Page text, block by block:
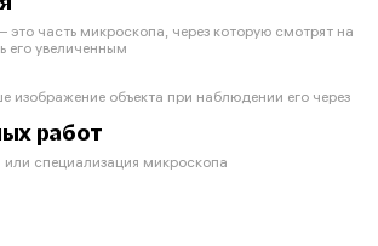
это часть микроскопа, через которую смотрят на
его увеличенным
изображение объекта при наблюдении его через
работ
специализация микроскопа